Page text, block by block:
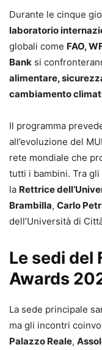
Durante le cinque
laboratorio
globali come FAO,
Bank si
alimentare,
cambiamento
Il programma
all’evoluzione del
rete mondiale che
tutti i bambini. Tra
la Rettrice
Brambilla, Carlo
dell’Università di
Le sedi del
Awards
La sede principale
ma gli incontri
Palazzo Reale,